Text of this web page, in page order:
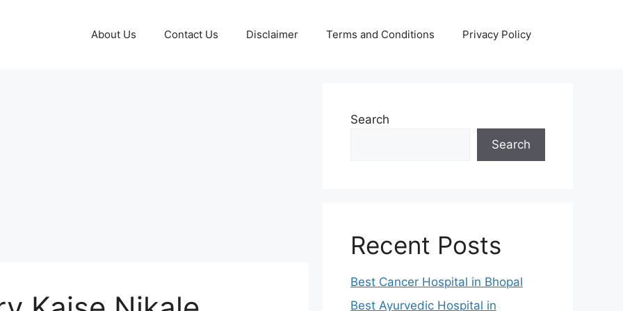
About Us Contact Us Disclaimer Terms and Conditions Privacy Policy
Search
Search
Recent Posts
Best Cancer Hospital in Bhopal
Best Ayurvedic Hospital in